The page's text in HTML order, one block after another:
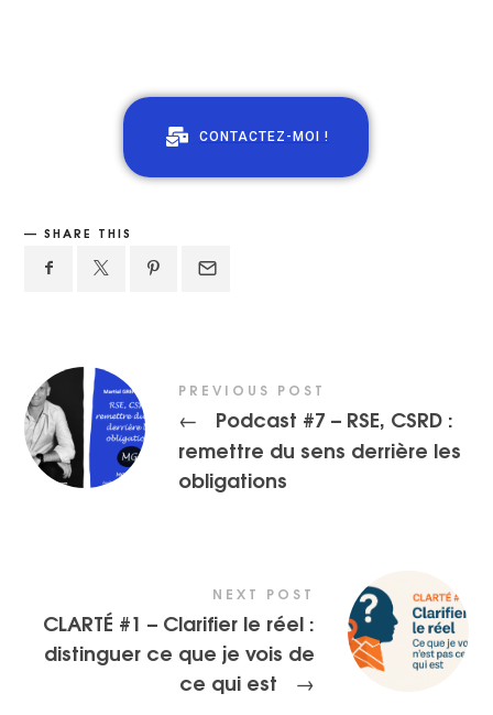
CONTACTEZ-MOI !
SHARE THIS
PREVIOUS POST
←
Podcast #7 – RSE, CSRD :
remettre du sens derrière les
obligations
NEXT POST
CLARTÉ #1 – Clarifier le réel :
distinguer ce que je vois de
ce qui est
→